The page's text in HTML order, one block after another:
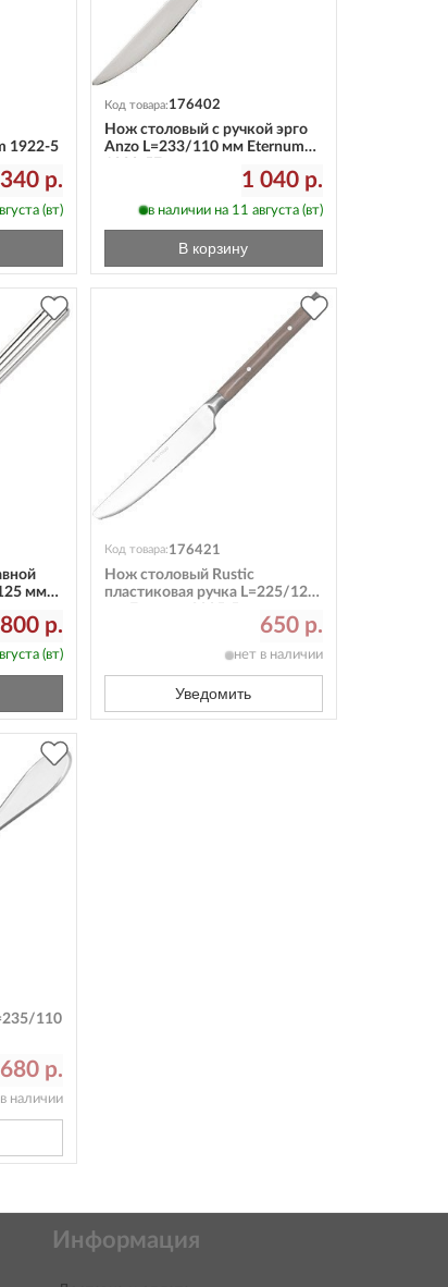
1922-5
340 р.
(вт)
Код товара:176402
Нож столовый с ручкой эрго
Anzo L=233/110 мм Eternum
1 040 р.
в наличии на 11 августа (вт)
В корзину
мм
р.
(вт)
Код товара:176421
Нож столовый Rustic
пластиковая ручка L=225/120
650 р.
нет в наличии
Уведомить
110
680 р.
наличии
Информация